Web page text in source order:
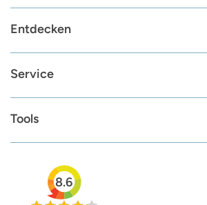
Entdecken
Service
Tools
8.6